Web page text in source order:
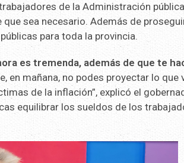
de la Administración
sea necesario. Además de
para toda la provincia.
es tremenda, además de que te
en mañana, no podes proyectar lo
de la inflación”, explicó el
equilibrar los sueldos de los